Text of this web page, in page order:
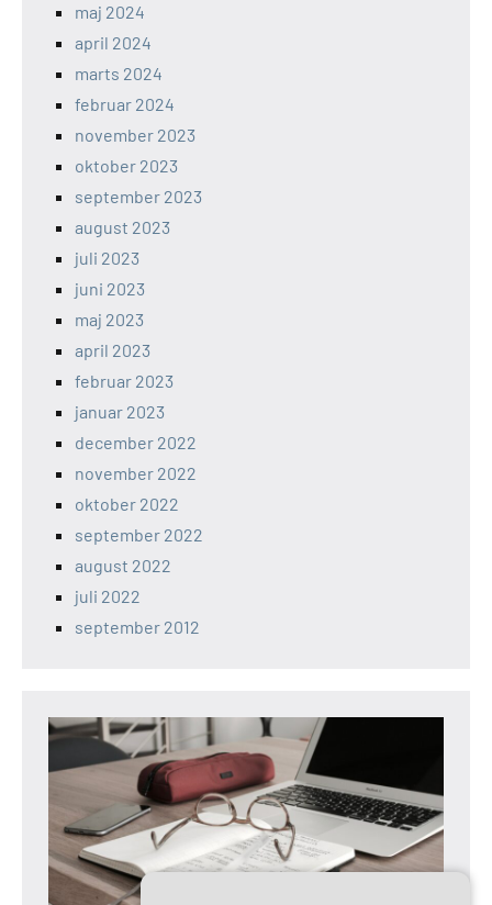
maj 2024
april 2024
marts 2024
februar 2024
november 2023
oktober 2023
september 2023
august 2023
juli 2023
juni 2023
maj 2023
april 2023
februar 2023
januar 2023
december 2022
november 2022
oktober 2022
september 2022
august 2022
juli 2022
september 2012